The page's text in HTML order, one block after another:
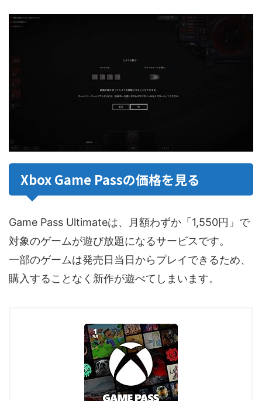
Xbox Game Passの価格を見る
Game Pass Ultimateは、月額わずか「1,550円」で
対象のゲームが遊び放題になるサービスです。
一部のゲームは発売日当日からプレイできるため、
購入することなく新作が遊べてしまいます。